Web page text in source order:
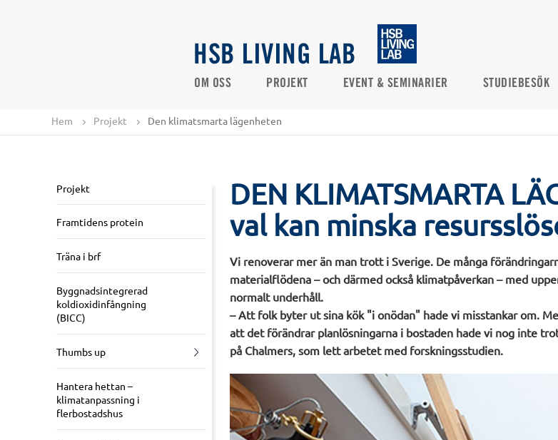
HSB LIVING LAB
OM OSS PROJEKT EVENT & SEMINARIER STUDIEBESÖK
Hem Projekt Den klimatsmarta lägenheten
Projekt
Framtidens protein
Träna i brf
Byggnadsintegrerad
koldioxidinfångning
(BICC)
Thumbs up
Hantera hettan –
klimatanpassning i
flerbostadshus
DEN KLIMATSMARTA
val kan minska
Vi renoverar mer än man trott i Sverige. De många
materialflödena – och därmed också klimatpåverkan – med
normalt underhåll.
– Att folk byter ut sina kök "i onödan" hade vi misstankar om.
att det förändrar planlösningarna i bostaden hade vi nog inte
på Chalmers, som lett arbetet med forskningsstudien.